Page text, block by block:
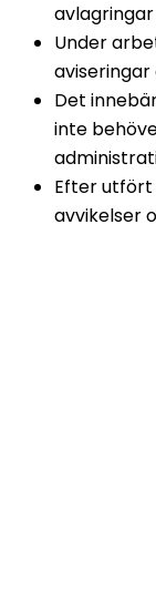
Under
Det
inte
Efter
avvikelser